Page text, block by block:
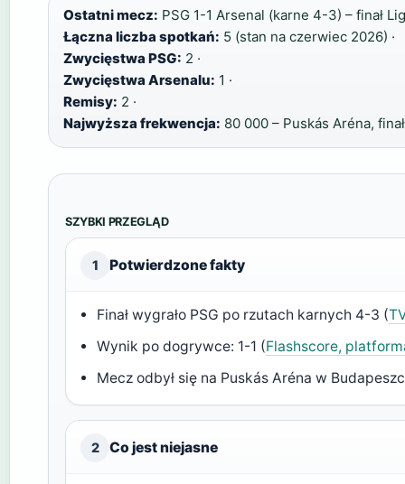
Ostatni mecz: PSG 1-1 Arsenal (karne 4-3) – finał
Łączna liczba spotkań: 5 (stan na czerwiec 2026) ·
Zwycięstwa PSG: 2 ·
Zwycięstwa Arsenalu: 1 ·
Remisy: 2 ·
Najwyższa frekwencja: 80 000 – Puskás Aréna,
SZYBKI PRZEGLĄD
1 Potwierdzone fakty
Finał wygrało PSG po rzutach karnych 4-3 (
Wynik po dogrywce: 1-1 (Flashscore,
Mecz odbył się na Puskás Aréna w
2 Co jest niejasne